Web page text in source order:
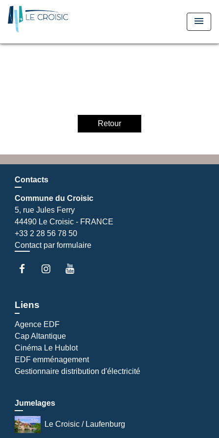
menu
Retour
Contacts
Commune du Croisic
5, rue Jules Ferry
44490 Le Croisic - FRANCE
+33 2 28 56 78 50
Contact par formulaire
Liens
Agence EDF
Cap Altantique
Cinéma Le Hublot
EDF emménagement
Gestionnaire distribution d'électricité
Jumelages
Le Croisic / Laufenburg